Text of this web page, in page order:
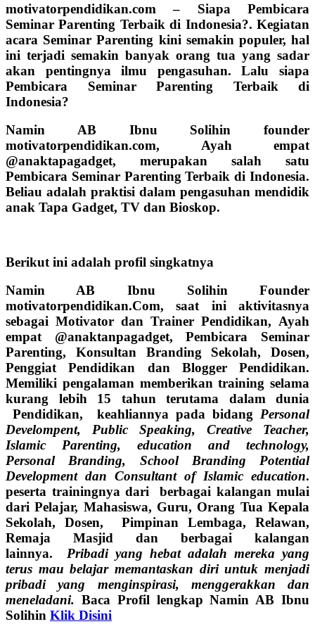
motivatorpendidikan.com – Siapa Pembicara
Seminar Parenting Terbaik di Indonesia?. Kegiatan
acara Seminar Parenting kini semakin populer, hal
ini terjadi semakin banyak orang tua yang sadar
akan pentingnya ilmu pengasuhan. Lalu siapa
Pembicara Seminar Parenting Terbaik di
Indonesia?
Namin AB Ibnu Solihin founder
motivatorpendidikan.com, Ayah empat
@anaktapagadget, merupakan salah satu
Pembicara Seminar Parenting Terbaik di Indonesia.
Beliau adalah praktisi dalam pengasuhan mendidik
anak Tapa Gadget, TV dan Bioskop.
Berikut ini adalah profil singkatnya
Namin AB Ibnu Solihin Founder
motivatorpendidikan.Com, saat ini aktivitasnya
sebagai Motivator dan Trainer Pendidikan, Ayah
empat @anaktanpagadget, Pembicara Seminar
Parenting, Konsultan Branding Sekolah, Dosen,
Penggiat Pendidikan dan Blogger Pendidikan.
Memiliki pengalaman memberikan training selama
kurang lebih 15 tahun terutama dalam dunia
Pendidikan, keahliannya pada bidang Personal
Develompent, Public Speaking, Creative Teacher,
Islamic Parenting, education and technology,
Personal Branding, School Branding Potential
Development dan Consultant of Islamic education.
peserta trainingnya dari berbagai kalangan mulai
dari Pelajar, Mahasiswa, Guru, Orang Tua Kepala
Sekolah, Dosen, Pimpinan Lembaga, Relawan,
Remaja Masjid dan berbagai kalangan
lainnya. Pribadi yang hebat adalah mereka yang
terus mau belajar memantaskan diri untuk menjadi
pribadi yang menginspirasi, menggerakkan dan
meneladani. Baca Profil lengkap Namin AB Ibnu
Solihin Klik Disini